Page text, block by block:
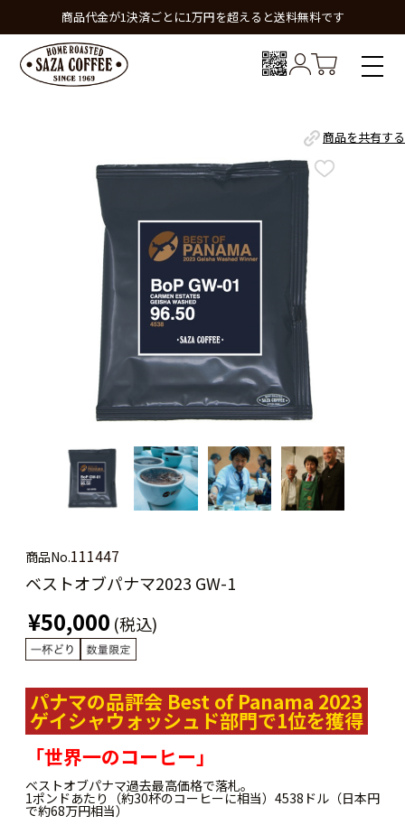
商品代金が1決済ごとに1万円を超えると送料無料です
商品を共有する
商品No.111447
ベストオブパナマ2023 GW-1
¥50,000 (税込)
パナマの品評会 Best of Panama 2023
ゲイシャウォッシュド部門で1位を獲得
「世界一のコーヒー」
ベストオブパナマ過去最高価格で落札。
1ポンドあたり（約30杯のコーヒーに相当）4538ドル（日本円
で約68万円相当）